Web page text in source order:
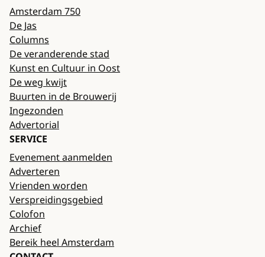
Amsterdam 750
De Jas
Columns
De veranderende stad
Kunst en Cultuur in Oost
De weg kwijt
Buurten in de Brouwerij
Ingezonden
Advertorial
SERVICE
Evenement aanmelden
Adverteren
Vrienden worden
Verspreidingsgebied
Colofon
Archief
Bereik heel Amsterdam